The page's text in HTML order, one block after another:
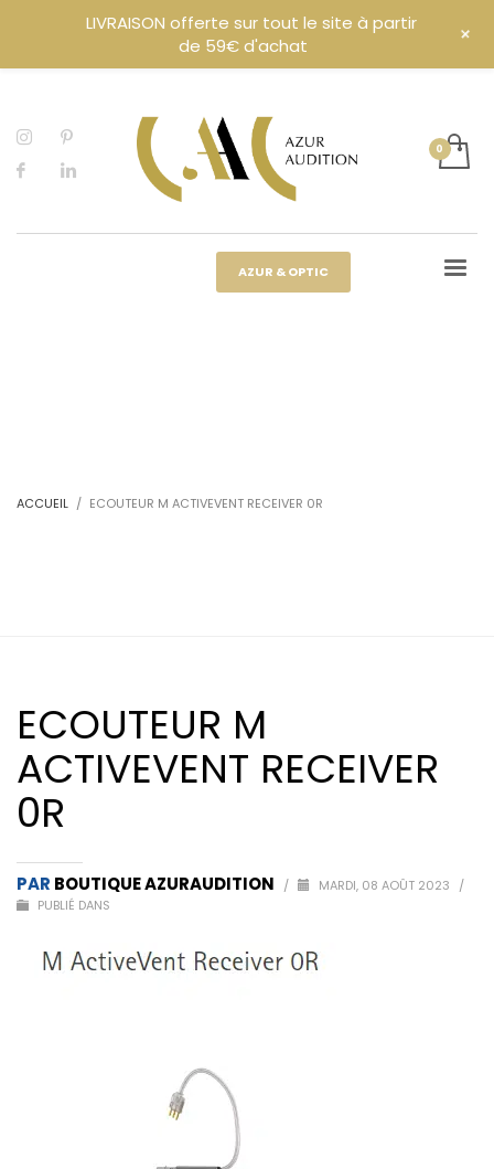
AZUR & OPTIC
ACCUEIL ECOUTEUR M ACTIVEVENT RECEIVER 0R
ECOUTEUR M
ACTIVEVENT RECEIVER
0R
PAR BOUTIQUE AZURAUDITION / MARDI, 08 AOÛT 2023
/
PUBLIÉ DANS
LIVRAISON offerte sur tout le site à partir
de 59€ d'achat
+